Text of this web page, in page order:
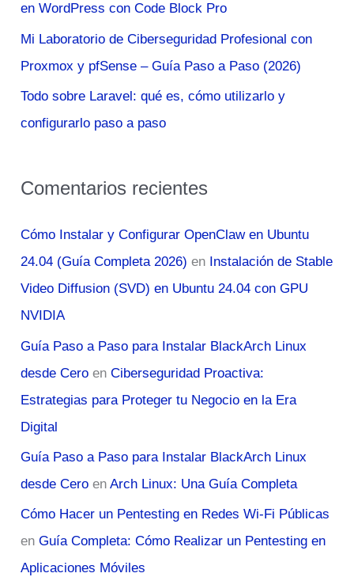
:en WordPress con Code Block Pro
Mi Laboratorio de Ciberseguridad Profesional con
Proxmox y pfSense – Guía Paso a Paso (2026)
Todo sobre Laravel: qué es, cómo utilizarlo y
configurarlo paso a paso
Comentarios recientes
Cómo Instalar y Configurar OpenClaw en Ubuntu
24.04 (Guía Completa 2026) en Instalación de Stable
Video Diffusion (SVD) en Ubuntu 24.04 con GPU
NVIDIA
Guía Paso a Paso para Instalar BlackArch Linux
desde Cero enCiberseguridad Proactiva:
Estrategias para Proteger tu Negocio en la Era
Digital
Guía Paso a Paso para Instalar BlackArch Linux
desde Cero enArch Linux: Una Guía Completa
Cómo Hacer un Pentesting en Redes Wi-Fi Públicas
enGuía Completa: Cómo Realizar un Pentesting en
Aplicaciones Móviles